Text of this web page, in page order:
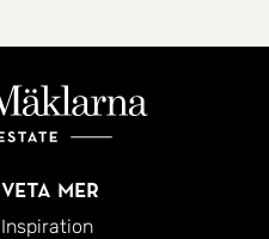
Veta mer
Inspiration